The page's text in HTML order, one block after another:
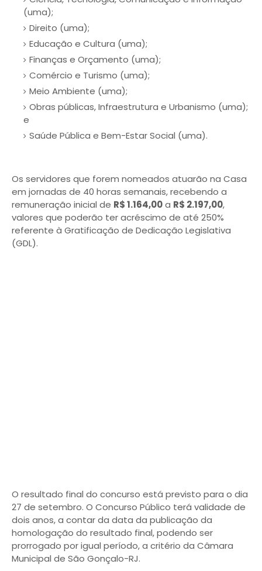
(uma);
Direito (uma);
Educação e Cultura (uma);
Finanças e Orçamento (uma);
Comércio e Turismo (uma);
Meio Ambiente (uma);
Obras públicas, Infraestrutura e Urbanismo (uma);
e
Saúde Pública e Bem-Estar Social (uma).
Os servidores que forem nomeados atuarão na Casa
em jornadas de 40 horas semanais, recebendo a
remuneração inicial de R$ 1.164,00a R$ 2.197,00,
valores que poderão ter acréscimo de até 250%
referente à Gratificação de Dedicação Legislativa
(GDL).
O resultado final do concurso está previsto para o dia
27 de setembro. O Concurso Público terá validade de
dois anos, a contar da data da publicação da
homologação do resultado final, podendo ser
prorrogado por igual período, a critério da Câmara
Municipal de São Gonçalo-RJ.